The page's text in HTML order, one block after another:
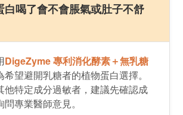
白喝​了​會不​會脹氣​或​肚子​不​舒
DigeZyme 專利消化​酵素＋無乳糖​
希望​避開乳糖者​的​植物​蛋白選擇。
他特定​成分過敏者，​建議先​確認成
專業醫師​​意見。